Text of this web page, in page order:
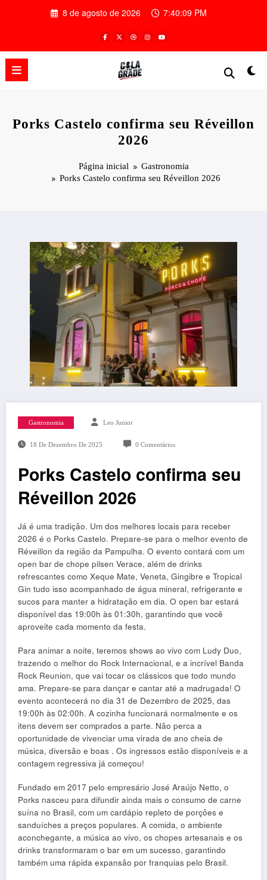
8 de agosto de 2026 7:40:10 PM
Porks Castelo confirma seu Réveillon
2026
Página inicial
Gastronomia
Porks Castelo confirma seu Réveillon 2026
Gastronomia Leo Junior
18 De Dezembro De 2025 0 Comentários
Porks Castelo confirma seu
Réveillon 2026
Já é uma tradição. Um dos melhores locais para receber
2026 é o Porks Castelo. Prepare-se para o melhor evento de
Réveillon da região da Pampulha. O evento contará com um
open bar de chope pilsen Verace, além de drinks
refrescantes como Xeque Mate, Veneta, Gingibre e Tropical
Gin tudo isso acompanhado de água mineral, refrigerante e
sucos para manter a hidratação em dia. O open bar estará
disponível das 19:00h às 01:30h, garantindo que você
aproveite cada momento da festa.
Para animar a noite, teremos shows ao vivo com Ludy Duo,
trazendo o melhor do Rock Internacional, e a incrível Banda
Rock Reunion, que vai tocar os clássicos que todo mundo
ama. Prepare-se para dançar e cantar até a madrugada! O
evento acontecerá no dia 31 de Dezembro de 2025, das
19:00h às 02:00h. A cozinha funcionará normalmente e os
itens devem ser comprados a parte. Não perca a
oportunidade de vivenciar uma virada de ano cheia de
música, diversão e boas . Os ingressos estão disponíveis e a
contagem regressiva já começou!
Fundado em 2017 pelo empresário José Araújo Netto, o
Porks nasceu para difundir ainda mais o consumo de carne
suína no Brasil, com um cardápio repleto de porções e
sanduíches a preços populares. A comida, o ambiente
aconchegante, a música ao vivo, os chopes artesanais e os
drinks transformaram o bar em um sucesso, garantindo
também uma rápida expansão por franquias pelo Brasil.